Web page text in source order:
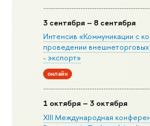
3 сентября – 8 сентября
Интенсив «Коммуникации с
проведении
- экспорт»
онлайн
1 октября – 3 октября
XIII Международная